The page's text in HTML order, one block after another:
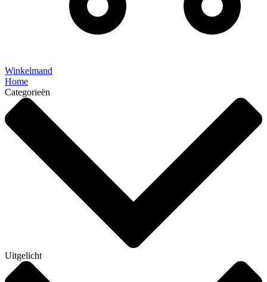
Winkelmand
Home
Categorieën
Uitgelicht